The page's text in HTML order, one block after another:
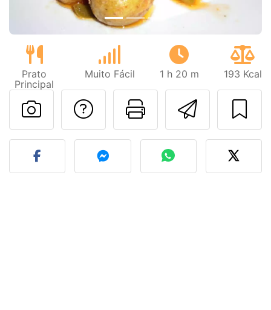
Prato
Principal
Muito Fácil 1 h 20 m 193 Kcal
Imprima
Falar com o autor
Fez esta receita?